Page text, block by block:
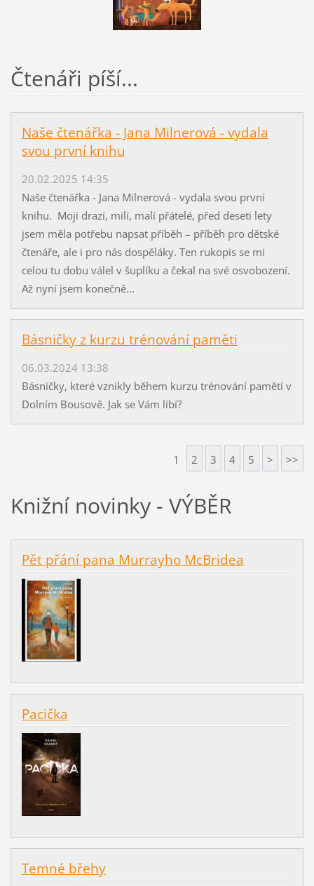
Čtenáři píší...
Naše čtenářka - Jana Milnerová - vydala
svou první knihu
20.02.2025 14:35
Naše čtenářka - Jana Milnerová - vydala svou první
knihu. Moji drazí, milí, malí přátelé, před deseti lety
jsem měla potřebu napsat příběh – příběh pro dětské
čtenáře, ale i pro nás dospěláky. Ten rukopis se mi
celou tu dobu válel v šuplíku a čekal na své osvobození.
Až nyní jsem konečně...
Básničky z kurzu trénování paměti
06.03.2024 13:38
Básničky, které vznikly během kurzu trénování paměti v
Dolním Bousově. Jak se Vám líbí?
1 2 3 4 5 > >>
Knižní novinky - VÝBĚR
Pět přání pana Murrayho McBridea
Pacička
Temné břehy